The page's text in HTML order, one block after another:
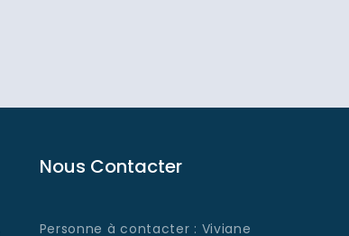
Nous Contacter
Personne à contacter : Viviane